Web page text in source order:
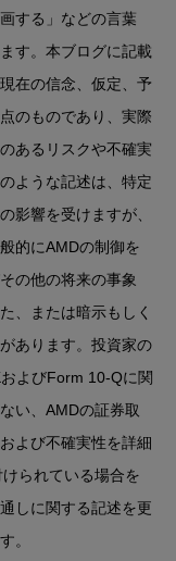
する」などの言葉
す。本ブログに記載
在の信念、仮定、予
のものであり、実際
あるリスクや不確実
ような記述は、特定
影響を受けますが、
的にAMDの制御を
の他の将来の事象
、または暗示もしく
あります。投資家の
よびForm 10-Qに関
い、AMDの証券取
よび不確実性を詳細
られている場合を
しに関する記述を更
。